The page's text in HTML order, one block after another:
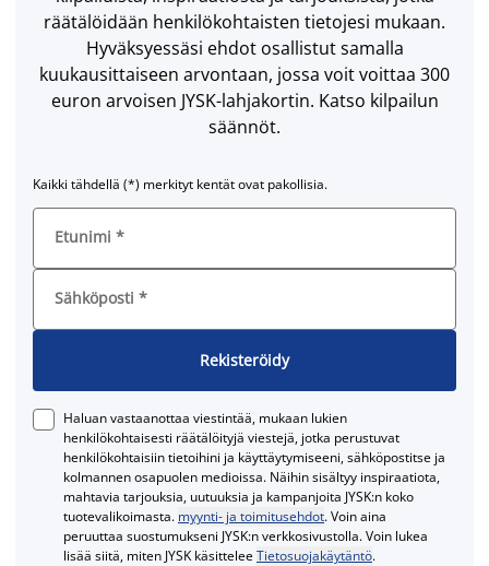
räätälöidään henkilökohtaisten tietojesi mukaan.
Hyväksyessäsi ehdot osallistut samalla
kuukausittaiseen arvontaan, jossa voit voittaa 300
euron arvoisen JYSK-lahjakortin. Katso kilpailun
säännöt.
Kaikki tähdellä (*) merkityt kentät ovat pakollisia.
Etunimi *
Sähköposti *
Rekisteröidy
Haluan vastaanottaa viestintää, mukaan lukien
henkilökohtaisesti räätälöityjä viestejä, jotka perustuvat
henkilökohtaisiin tietoihini ja käyttäytymiseeni, sähköpostitse ja
kolmannen osapuolen medioissa. Näihin sisältyy inspiraatiota,
mahtavia tarjouksia, uutuuksia ja kampanjoita JYSK:n koko
tuotevalikoimasta. myynti- ja toimitusehdot. Voin aina
peruuttaa suostumukseni JYSK:n verkkosivustolla. Voin lukea
lisää siitä, miten JYSK käsitteleeTietosuojakäytäntö.